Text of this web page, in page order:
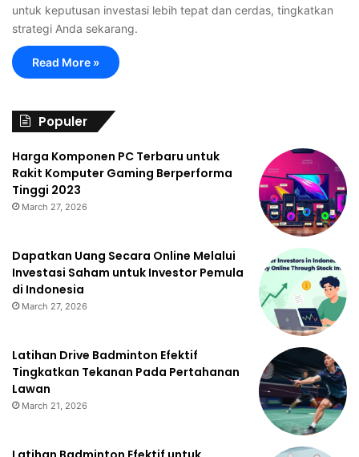
untuk keputusan investasi lebih tepat dan cerdas, tingkatkan
strategi Anda sekarang.
Read More »
Populer
Harga Komponen PC Terbaru untuk
Rakit Komputer Gaming Berperforma
Tinggi 2023
March 27, 2026
Dapatkan Uang Secara Online Melalui
Investasi Saham untuk Investor Pemula
di Indonesia
March 27, 2026
Latihan Drive Badminton Efektif
Tingkatkan Tekanan Pada Pertahanan
Lawan
March 21, 2026